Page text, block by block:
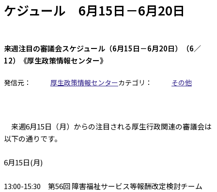
ケジュール 6月15日－6月20日
来週注目の審議会スケジュール（6月15日－6月20日）（6／
12）《厚生政策情報センター》
発信元： 厚生政策情報センターカテゴリ： その他
来週6月15日（月）からの注目される厚生行政関連の審議会は
以下の通りです。
6月15日(月)
13:00-15:30 第56回 障害福祉サービス等報酬改定検討チーム